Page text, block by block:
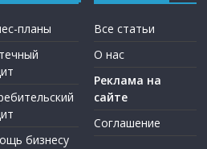
планы
бизнесу
Все статьи
О нас
Реклама на
сайте
Соглашение